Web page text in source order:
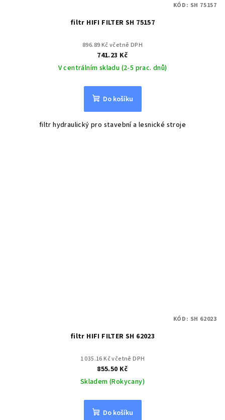
filtr HIFI FILTER SH 75157
896.89 Kč včetně DPH
741.23 Kč
V centrálním skladu (2-5 prac. dnů)
Do košíku
filtr hydraulický pro stavební a lesnické stroje
KÓD: SH 75157
filtr HIFI FILTER SH 62023
1 035.16 Kč včetně DPH
855.50 Kč
Skladem (Rokycany)
Do košíku
KÓD: SH 62023